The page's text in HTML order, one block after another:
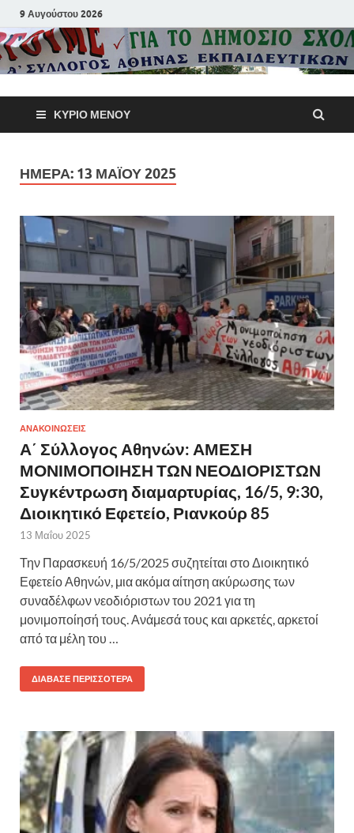
9 Αυγούστου 2026
Α΄
Αθηνών
Π.Ε.
ΚΎΡΙΟ ΜΕΝΟΎ
ΗΜΈΡΑ: 13 ΜΑΪ́ΟΥ 2025
ΑΝΑΚΟΙΝΩΣΕΙΣ
Α΄ Σύλλογος Αθηνών: ΑΜΕΣΗ
ΜΟΝΙΜΟΠΟΙΗΣΗ ΤΩΝ ΝΕΟΔΙΟΡΙΣΤΩΝ
Συγκέντρωση διαμαρτυρίας, 16/5, 9:30,
Διοικητικό Εφετείο, Ριανκούρ 85
13 Μαΐου 2025
Την Παρασκευή 16/5/2025 συζητείται στο Διοικητικό
Εφετείο Αθηνών, μια ακόμα αίτηση ακύρωσης των
συναδέλφων νεοδιόριστων του 2021 για τη
μονιμοποίησή τους. Ανάμεσά τους και αρκετές, αρκετοί
από τα μέλη του …
ΔΙΆΒΑΣΕ ΠΕΡΙΣΣΌΤΕΡΑ